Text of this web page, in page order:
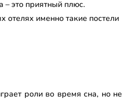
– это приятный плюс.
отелях именно такие постели
роли во время сна, но не